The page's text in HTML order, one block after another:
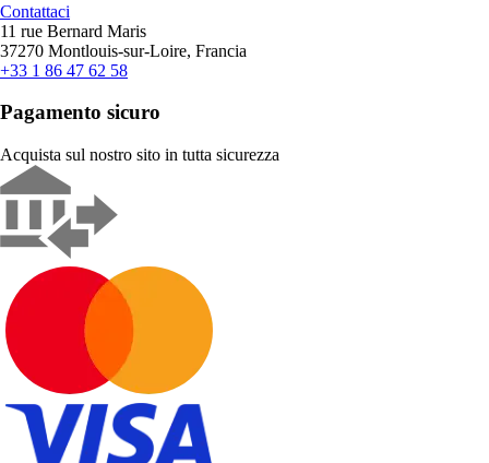
Contattaci
11 rue Bernard Maris
37270 Montlouis-sur-Loire, Francia
+33 1 86 47 62 58
Pagamento sicuro
Acquista sul nostro sito in tutta sicurezza